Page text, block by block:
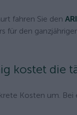
fahren Sie den
für den
kostet die
Kosten um.